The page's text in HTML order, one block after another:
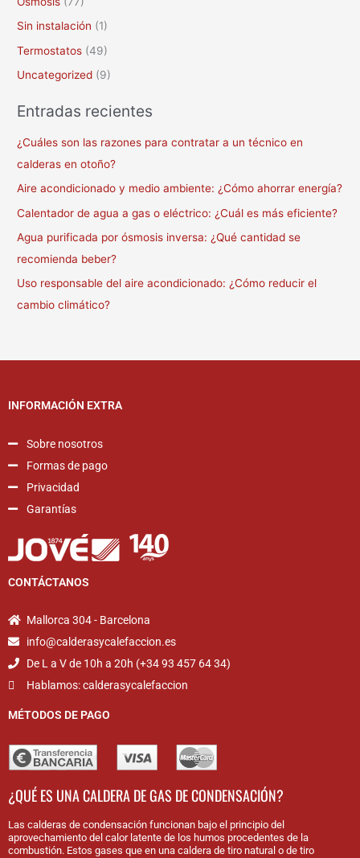
Sin instalación (1)
Termostatos (49)
Uncategorized (9)
Entradas recientes
¿Cuáles son las razones para contratar a un técnico en
calderas en otoño?
Aire acondicionado y medio ambiente: ¿Cómo ahorrar energía?
Calentador de agua a gas o eléctrico: ¿Cuál es más eficiente?
Agua purificada por ósmosis inversa: ¿Qué cantidad se
recomienda beber?
Uso responsable del aire acondicionado: ¿Cómo reducir el
cambio climático?
INFORMACIÓN EXTRA
Sobre nosotros
Formas de pago
Privacidad
Garantías
CONTÁCTANOS
Mallorca 304 - Barcelona
info@calderasycalefaccion.es
De L a V de 10h a 20h (+34 93 457 64 34)
Hablamos: calderasycalefaccion
MÉTODOS DE PAGO
¿QUÉ ES UNA CALDERA DE GAS DE CONDENSACIÓN?
Las calderas de condensación funcionan bajo el principio del
aprovechamiento del calor latente de los humos procedentes de la
combustión. Estos gases que en una caldera de tiro natural o de tiro